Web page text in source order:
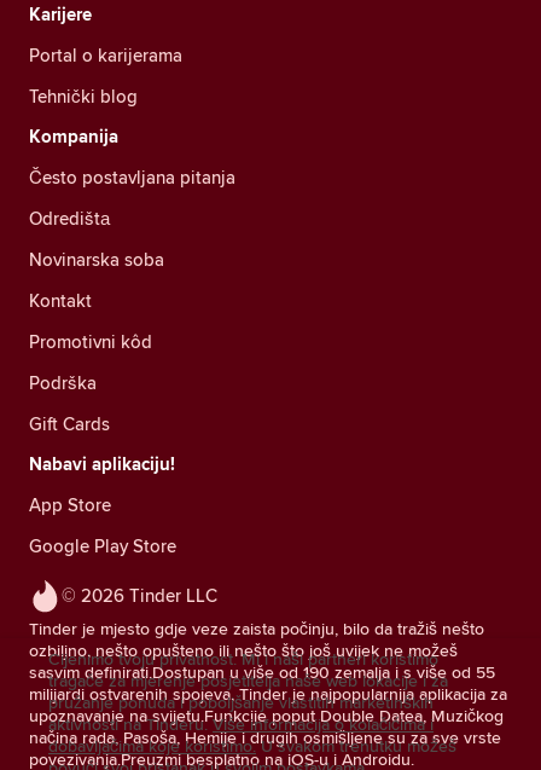
© 2026 Tinder LLC
Tinder je mjesto gdje veze zaista počinju, bilo da tražiš nešto
ozbiljno, nešto opušteno ili nešto što još uvijek ne možeš
sasvim definirati.Dostupan u više od 190 zemalja i s više od 55
milijardi ostvarenih spojeva, Tinder je najpopularnija aplikacija za
upoznavanje na svijetu.Funkcije poput Double Datea, Muzičkog
načina rada, Pasoša, Hemije i drugih osmišljene su za sve vrste
povezivanja.Preuzmi besplatno na iOS-u i Androidu.
Karijere
Portal o karijerama
Tehnički blog
Kompanija
Često postavljana pitanja
Odredištа
Novinarska soba
Kontakt
Promotivni kôd
Podrška
Gift Cards
Nabavi aplikaciju!
App Store
Google Play Store
Cijenimo tvoju privatnost. Mi i naši partneri koristimo
tragače za mjerenje posjetitelja naše web lokacije i za
pružanje ponuda i poboljšanje vlastitih marketinških
aktivnosti na Tinderu. Više informacija o kolačićima i
dobavljačima koje koristimo. U svakom trenutku možeš